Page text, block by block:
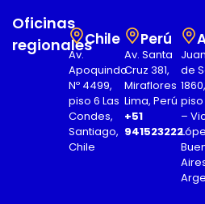
Oficinas
regionalesChile
Av.
Apoquindo
Nº 4499,
piso 6 Las
Condes,
Santiago,
Chile
Perú
Av. Santa
Cruz 381,
Miraflores
Lima, Perú
+51
941523222
de
piso
–